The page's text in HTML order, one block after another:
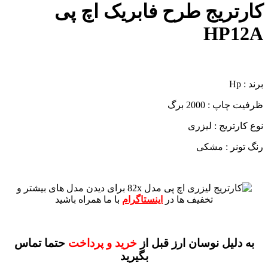
کارتریج طرح فابریک اچ پی
HP12A
برند : Hp
ظرفیت چاپ : 2000 برگ
نوع کارتریج : لیزری
رنگ تونر : مشکی
برای دیدن مدل های بیشتر و
تخفیف ها در
اینستاگرام با ما همراه باشید
به دلیل نوسان ارز قبل از خرید و پرداختحتما تماس
بگیرید